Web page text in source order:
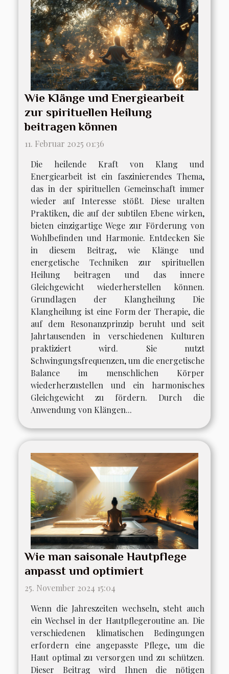
Wie Klänge und Energiearbeit
zur spirituellen Heilung
beitragen können
11. Februar 2025 01:36
Die heilende Kraft von Klang und
Energiearbeit ist ein faszinierendes Thema,
das in der spirituellen Gemeinschaft immer
wieder auf Interesse stößt. Diese uralten
Praktiken, die auf der subtilen Ebene wirken,
bieten einzigartige Wege zur Förderung von
Wohlbefinden und Harmonie. Entdecken Sie
in diesem Beitrag, wie Klänge und
energetische Techniken zur spirituellen
Heilung beitragen und das innere
Gleichgewicht wiederherstellen können.
Grundlagen der Klangheilung Die
Klangheilung ist eine Form der Therapie, die
auf dem Resonanzprinzip beruht und seit
Jahrtausenden in verschiedenen Kulturen
praktiziert wird. Sie nutzt
Schwingungsfrequenzen, um die energetische
Balance im menschlichen Körper
wiederherzustellen und ein harmonisches
Gleichgewicht zu fördern. Durch die
Anwendung von Klängen...
Wie man saisonale Hautpflege
anpasst und optimiert
25. November 2024 15:04
Wenn die Jahreszeiten wechseln, steht auch
ein Wechsel in der Hautpflegeroutine an. Die
verschiedenen klimatischen Bedingungen
erfordern eine angepasste Pflege, um die
Haut optimal zu versorgen und zu schützen.
Dieser Beitrag wird Ihnen die nötigen